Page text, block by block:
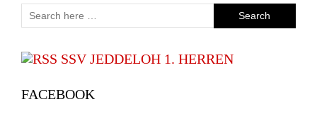
SSV JEDDELOH 1. HERREN
FACEBOOK